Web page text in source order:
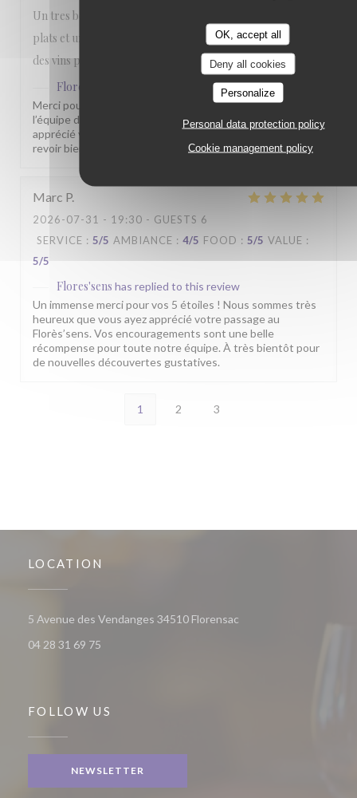
OK, accept all
Deny all cookies
Personalize
Personal data protection policy
Cookie management policy
Un tres bon rapport qualité prix. Belle presentation des
plats et une quantité dans l'assiette bien satisfaisante. Prix
des vins plus qu'honorable.
Flores'sens
has replied to this review
Merci pour votre commentaire sympathique. Toute
l’équipe du Florès’sens est heureuse que vous ayez
apprécié votre passage chez nous. Nous espérons vous
revoir bientôt pour vous faire découvrir d’autres saveurs.
Marc P
2026-07-31 - 19:30 - GUESTS 6
SERVICE : 5/5 AMBIANCE : 4/5 FOOD : 5/5 VALUE :
5/5
Flores'sens has replied to this review
Un immense merci pour vos 5 étoiles ! Nous sommes très
heureux que vous ayez apprécié votre passage au
Florès’sens. Vos encouragements sont une belle
récompense pour toute notre équipe. À très bientôt pour
de nouvelles découvertes gustatives.
1 2 3
LOCATION
5 Avenue des Vendanges 34510 Florensac
04 28 31 69 75
FOLLOW US
NEWSLETTER